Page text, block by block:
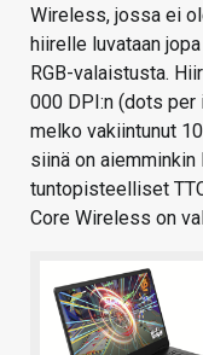
Wireless, jossa ei
hiirelle luvataan
RGB-valaistusta.
000 DPI:n (dots
melko vakiintunut
siinä on
tuntopisteelliset
Core Wireless on